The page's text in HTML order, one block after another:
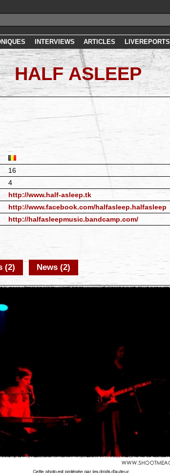
INTERVIEWS ARTICLES LIVEREPORTS
HALF ASLEEP
16
4
http://www.half-asleep.tk
http://www.facebook.com/halfasleep.halfasleep
http://halfasleepmusic.bandcamp.com/
(2) News (2)